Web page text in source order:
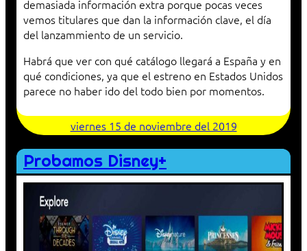
demasiada información extra porque pocas veces
vemos titulares que dan la información clave, el día
del lanzammiento de un servicio.
Habrá que ver con qué catálogo llegará a España y en
qué condiciones, ya que el estreno en Estados Unidos
parece no haber ido del todo bien por momentos.
viernes 15 de noviembre del 2019
Probamos Disney+